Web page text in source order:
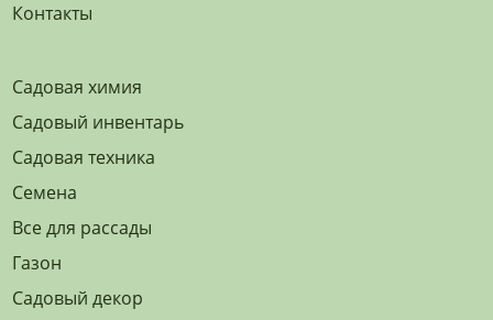
Контакты
Садовая химия
Садовый инвентарь
Садовая техника
Семена
Все для рассады
Газон
Садовый декор